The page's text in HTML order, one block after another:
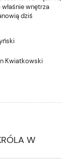
wnętrza
dziś
Kwiatkowski
W